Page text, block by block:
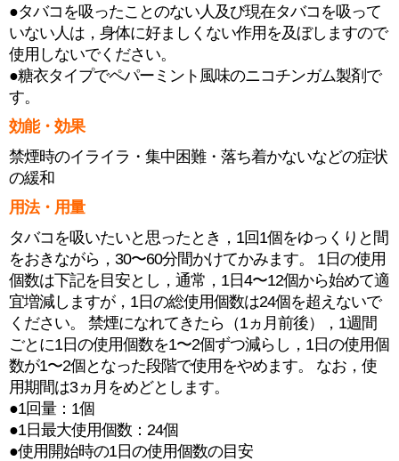
●タバコを吸ったことのない人及び現在タバコを吸って
いない人は，身体に好ましくない作用を及ぼしますので
使用しないでください。
●糖衣タイプでペパーミント風味のニコチンガム製剤で
す。
効能・効果
禁煙時のイライラ・集中困難・落ち着かないなどの症状
の緩和
用法・用量
タバコを吸いたいと思ったとき，1回1個をゆっくりと間
をおきながら，30〜60分間かけてかみます。 1日の使用
個数は下記を目安とし，通常，1日4〜12個から始めて適
宜増減しますが，1日の総使用個数は24個を超えないで
ください。 禁煙になれてきたら（1ヵ月前後），1週間
ごとに1日の使用個数を1〜2個ずつ減らし，1日の使用個
数が1〜2個となった段階で使用をやめます。 なお，使
用期間は3ヵ月をめどとします。
●1回量：1個
●1日最大使用個数：24個
●使用開始時の1日の使用個数の目安